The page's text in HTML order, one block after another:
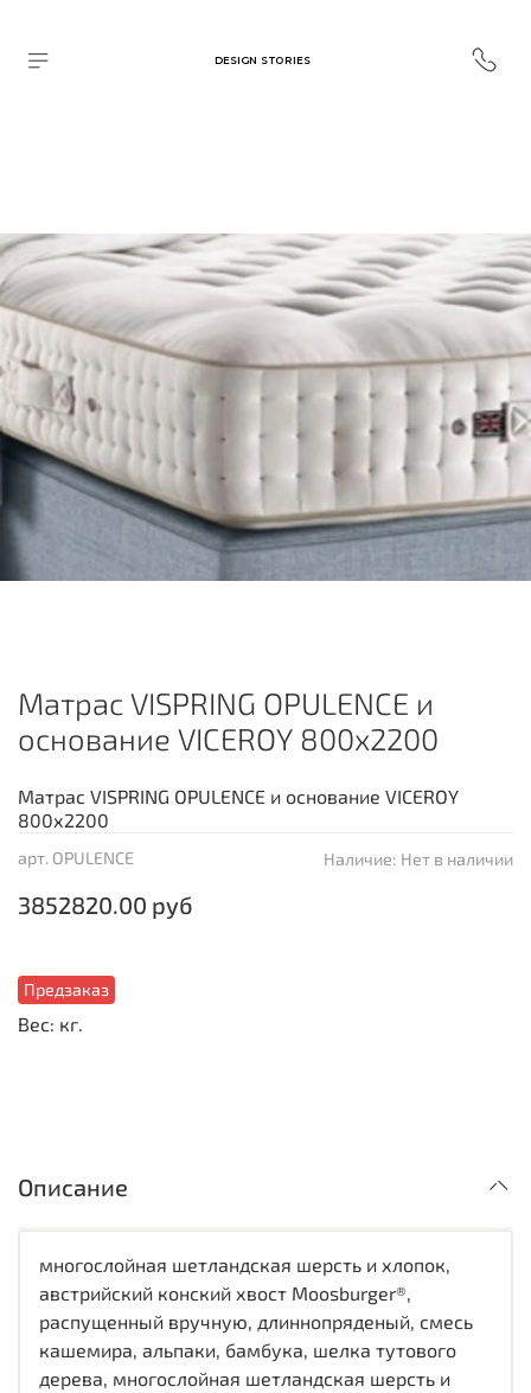
DESIGN STORIES
арт. OPULENCE Наличие: Нет в наличии
Предзаказ
Матрас VISPRING OPULENCE и
основание VICEROY 800х2200
3852820.00 руб
Матрас VISPRING OPULENCE и основание VICEROY
800х2200
Вес: кг.
Описание
многослойная шетландская шерсть и хлопок,
австрийский конский хвост Moosburger®,
распущенный вручную, длиннопряденый, смесь
кашемира, альпаки, бамбука, шелка тутового
дерева, многослойная шетландская шерсть и